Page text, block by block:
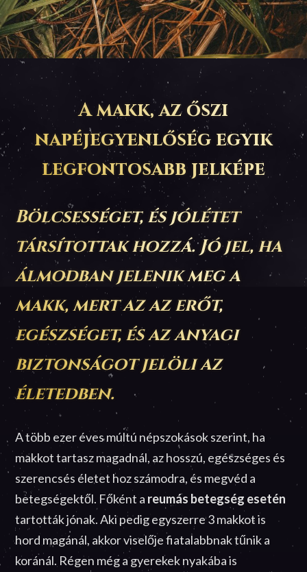
A makk, az őszi
napéjegyenlőség egyik
legfontosabb jelképe
Bölcsességet, és jólétet
társítottak hozzá. Jó jel, ha
álmodban jelenik meg a
makk, mert az az erőt,
egészséget, és az anyagi
biztonságot jelöli az
életedben.
A több ezer éves múltú népszokások szerint, ha
makkot tartasz magadnál, az hosszú, egészséges és
szerencsés életet hoz számodra, és megvéd a
betegségektől. Főként a reumás betegség esetén
tartották jónak. Aki pedig egyszerre 3 makkot is
hord magánál, akkor viselője fiatalabbnak tűnik a
koránál. Régen még a gyerekek nyakába is